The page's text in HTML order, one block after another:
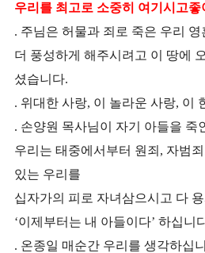
우리를 최고로 소중히 여기시고
. 주님은 허물과 죄로 죽은 우리 영
더 풍성하게 해주시려고 이 땅에
셨습니다.
. 위대한 사랑, 이 놀라운 사랑, 이
. 손양원 목사님이 자기 아들을 죽
우리는 태중에서부터 원죄, 자범
있는 우리를
십자가의 피로 자녀삼으시고 다
‘이제부터는 내 아들이다’ 하십니
. 온종일 매순간 우리를 생각하십